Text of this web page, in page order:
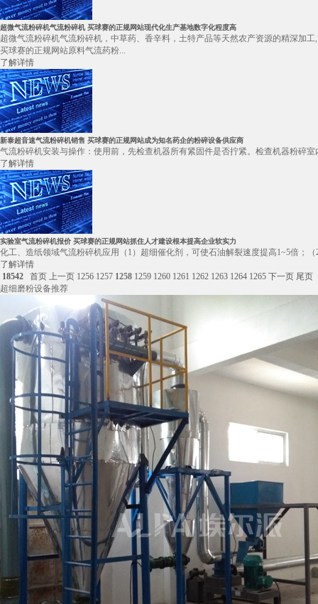
超微气流粉碎机气流粉碎机 买球赛的正规网站现代化生产基地数字化程度高
超微气流粉碎机气流粉碎机，中草药、香辛料，土特产品等天然农产资源的精深加
买球赛的正规网站原料气流药粉...
了解详情
新泰超音速气流粉碎机销售 买球赛的正规网站成为知名药企的粉碎设备供应商
气流粉碎机安装与操作：使用前，先检查机器所有紧固件是否拧紧。检查机器粉碎
了解详情
实验室气流粉碎机报价 买球赛的正规网站抓住人才建设根本提高企业软实力
化工、造纸领域气流粉碎机应用（1）超细催化剂，可使石油解裂速度提高1~5倍；
了解详情
18542
首页 上一页 1256 1257 1258 1259 1260 1261 1262 1263 1264 1265 下一页 尾页
超细磨粉设备推荐